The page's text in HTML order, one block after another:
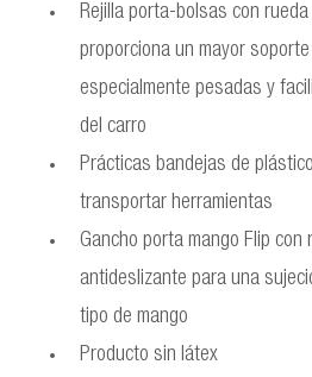
Rejilla porta-bolsas con
proporciona un mayor
especialmente pesadas y
del carro
Prácticas bandejas de
transportar herramientas
Gancho porta mango Flip con
antideslizante para una
tipo de mango
Producto sin látex